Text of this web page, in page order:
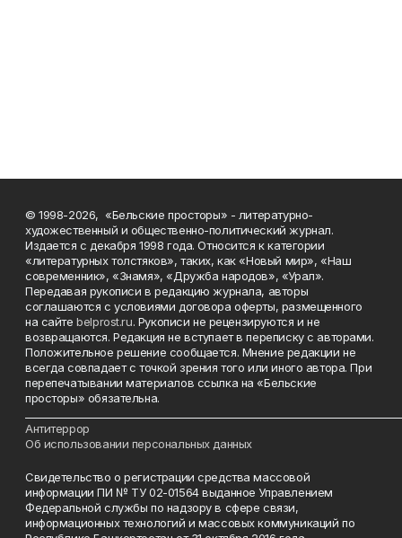
© 1998-2026, «Бельские просторы» - литературно-
художественный и общественно-политический журнал.
Издается с декабря 1998 года. Относится к категории
«литературных толстяков», таких, как «Новый мир», «Наш
современник», «Знамя», «Дружба народов», «Урал».
Передавая рукописи в редакцию журнала, авторы
соглашаются с условиями договора оферты, размещенного
на сайтеbelprost.ru. Рукописи не рецензируются и не
возвращаются. Редакция не вступает в переписку с авторами.
Положительное решение сообщается. Мнение редакции не
всегда совпадает с точкой зрения того или иного автора. При
перепечатывании материалов ссылка на «Бельские
просторы» обязательна.
Антитеррор
Об использовании персональных данных
Свидетельство о регистрации средства массовой
информации ПИ № ТУ 02-01564 выданное Управлением
Федеральной службы по надзору в сфере связи,
информационных технологий и массовых коммуникаций по